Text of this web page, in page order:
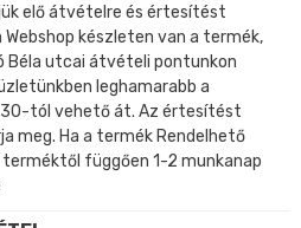
elő átvételre és értesítést
Webshop készleten van a termék,
Béla utcai átvételi pontunkon
leghamarabb a
tól vehető át. Az értesítést
meg. Ha a termék Rendelhető
függően 1-2 munkanap